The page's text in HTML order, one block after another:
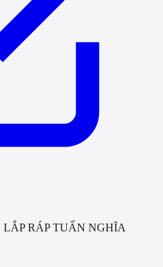
RÁP TUẤN NGHĨA